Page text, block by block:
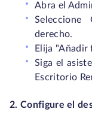
Abra el
derecho.
Elija "Añadir
Siga el
Escritorio
2. Configure el